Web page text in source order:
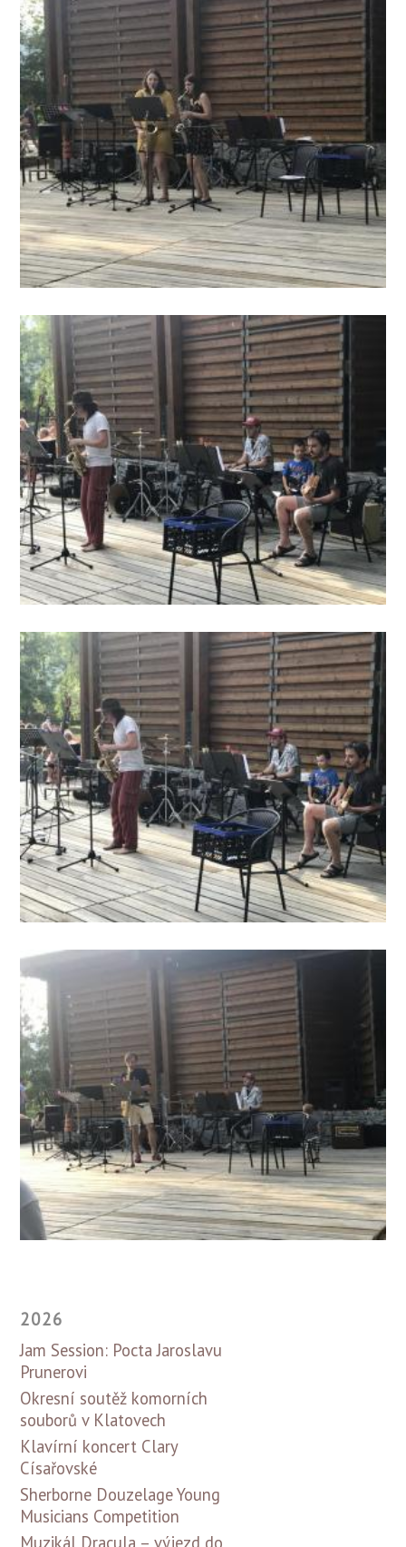
2026
Jam Session: Pocta Jaroslavu
Prunerovi
Okresní soutěž komorních
souborů v Klatovech
Klavírní koncert Clary
Císařovské
Sherborne Douzelage Young
Musicians Competition
Muzikál Dracula – výjezd do